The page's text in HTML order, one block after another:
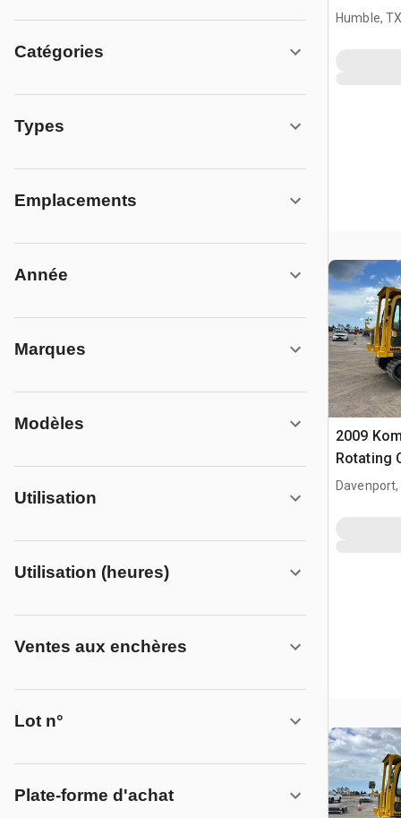
Catégories
Types
Emplacements
Année
Marques
Modèles
Utilisation
Utilisation (heures)
Ventes aux enchères
Lot n°
Plate-forme d'achat
Humble,
2009
Rotating
Davenport,